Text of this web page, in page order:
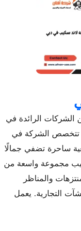
الرائدة في
تتخصص الشركة في
ساحرة تضفي جمالًا
مجموعة واسعة من
والمناظر
التجارية. يعمل